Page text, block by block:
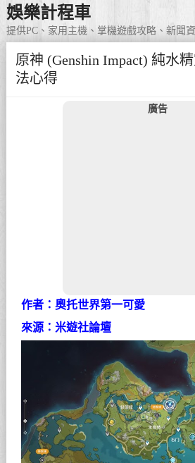
娛樂計程車
提供PC、家用主機、掌機遊戲攻略、新聞
原神 (Genshin Impact) 純水
法心得
廣告
作者：奧托世界第一可愛
來源：米遊社論壇